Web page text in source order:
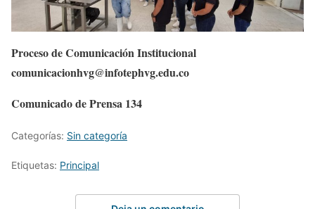
Proceso de Comunicación Institucional
comunicacionhvg@infotephvg.edu.co
Comunicado de Prensa 134
Categorías: Sin categoría
Etiquetas: Principal